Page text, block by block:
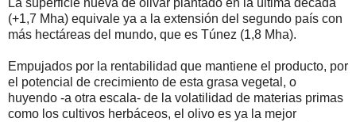
La superficie nueva de olivar plantado en la última década
(+1,7 Mha) equivale ya a la extensión del segundo país con
más hectáreas del mundo, que es Túnez (1,8 Mha).
Empujados por la rentabilidad que mantiene el producto, por
el potencial de crecimiento de esta grasa vegetal, o
huyendo -a otra escala- de la volatilidad de materias primas
como los cultivos herbáceos, el olivo es ya la mejor